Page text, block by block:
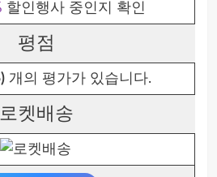
할인행사 중인지 확인
평점
개의 평가가 있습니다.
로켓배송